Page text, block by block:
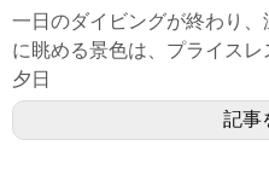
一日のダイビングが終わり
に眺める景色は、プライス
夕日
記事